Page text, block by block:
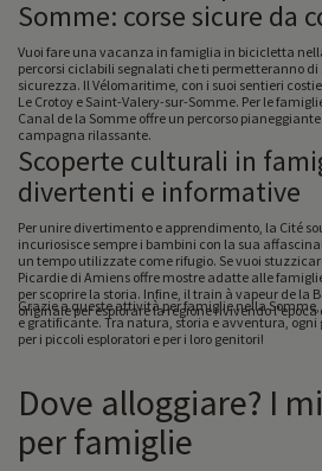
Somme: corse sicure da
Vuoi fare una vacanza in famiglia in bicicletta
percorsi ciclabili segnalati che ti permetteranno
sicurezza. Il Vélomaritime, con i suoi sentieri
Le Crotoy e Saint-Valery-sur-Somme. Per le
Canal de la Somme offre un percorso
campagna rilassante.
Scoperte culturali in
divertenti e informative
Per unire divertimento e apprendimento, la Cité
incuriosisce sempre i bambini con la sua
un tempo utilizzate come rifugio. Se vuoi
Picardie di Amiens offre mostre adatte alle
per scoprire la storia. Infine, il train à vapeur de la
originale per esplorare la regione rivivendo
Grazie a queste attività per famiglie nella
e gratificante. Tra natura, storia e avventura,
per i piccoli esploratori e per i loro genitori!
Dove alloggiare? I
per famiglie